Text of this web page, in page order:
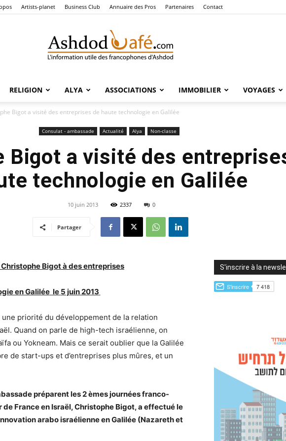
Artists-planet Business Club Annuaire des Pros Partenaires Contact
Café
RELIGION ALYA ASSOCIATIONS IMMOBILIER VOYAGES
Bigot a visité des entreprises de haute technologie en Galilée
Consulat - ambassade Actualité Alya Non-classe
Bigot a visité des
technologie en Galilée
10 juin 2013 2337 0
Partager
Bigot à des entreprises
en Galiléele 5 juin 2013
priorité du développement de la relation
Quand on parle de high-tech israélienne, on
ou Yokneam. Mais ce serait oublier que la Galilée
de start-ups et d’entreprises plus mûres, et un
préparent les 2 èmes journées franco-
de France en Israël, Christophe Bigot, a effectué le
arabo israélienne en Galilée (Nazareth et
S'inscrire à la